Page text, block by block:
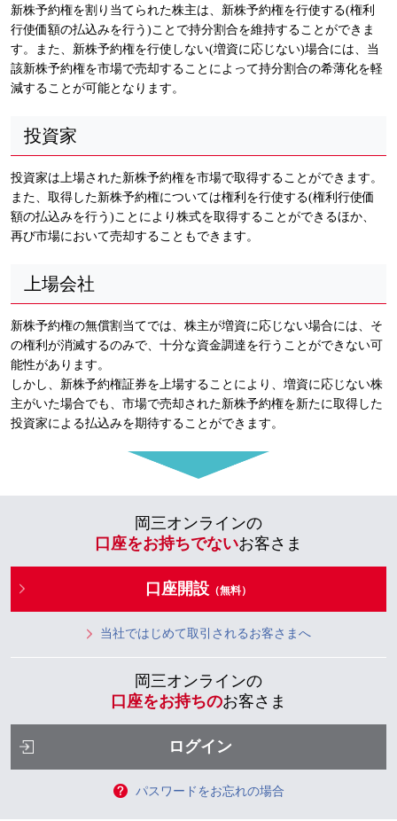
新株予約権を割り当てられた株主は、新株予約権を行使する(権利
行使価額の払込みを行う)ことで持分割合を維持することができま
す。また、新株予約権を行使しない(増資に応じない)場合には、当
該新株予約権を市場で売却することによって持分割合の希薄化を軽
減することが可能となります。
投資家
投資家は上場された新株予約権を市場で取得することができます。
また、取得した新株予約権については権利を行使する(権利行使価
額の払込みを行う)ことにより株式を取得することができるほか、
再び市場において売却することもできます。
上場会社
新株予約権の無償割当てでは、株主が増資に応じない場合には、そ
の権利が消滅するのみで、十分な資金調達を行うことができない可
能性があります。
しかし、新株予約権証券を上場することにより、増資に応じない株
主がいた場合でも、市場で売却された新株予約権を新たに取得した
投資家による払込みを期待することができます。
岡三オンラインの
口座をお持ちでないお客さま
口座開設 （無料）
当社ではじめて取引されるお客さまへ
岡三オンラインの
口座をお持ちのお客さま
ログイン
パスワードをお忘れの場合